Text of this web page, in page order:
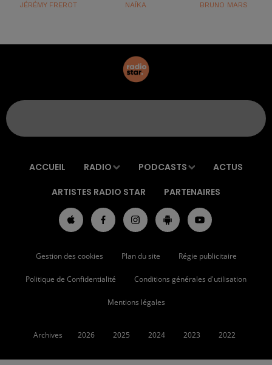
JÉRÉMY FREROT NAÏKA BRUNO MARS
ACCUEIL RADIO PODCASTS ACTUS
ARTISTES RADIO STAR PARTENAIRES
Gestion des cookies Plan du site Régie publicitaire
Politique de Confidentialité Conditions générales d'utilisation
Mentions légales
Archives 2026 2025 2024 2023 2022